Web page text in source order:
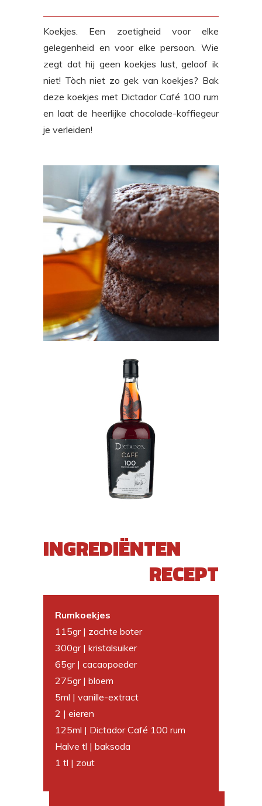
Koekjes. Een zoetigheid voor elke
gelegenheid en voor elke persoon. Wie
zegt dat hij geen koekjes lust, geloof ik
niet! Tòch niet zo gek van koekjes? Bak
deze koekjes met Dictador Café 100 rum
en laat de heerlijke chocolade-koffiegeur
je verleiden!
INGREDIËNTEN
RECEPT
Rumkoekjes
115gr | zachte boter
300gr | kristalsuiker
65gr | cacaopoeder
275gr | bloem
5ml | vanille-extract
2 | eieren
125ml | Dictador Café 100 rum
Halve tl | baksoda
1 tl | zout